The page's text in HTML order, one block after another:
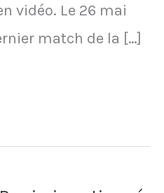
vidéo. Le 26 mai
match de la […]